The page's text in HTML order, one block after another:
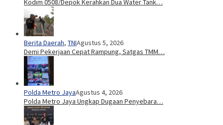
Kodim 0508/Depok Kerahkan Dua Water Tank…
Berita Daerah, TNIAgustus 5, 2026
Demi Pekerjaan Cepat Rampung, Satgas TMM…
Polda Metro JayaAgustus 4, 2026
Polda Metro Jaya Ungkap Dugaan Penyebara…